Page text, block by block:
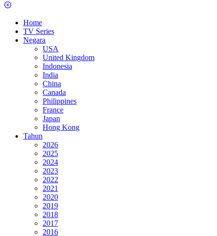
Home
TV Series
Negara
USA
United Kingdom
Indonesia
India
China
Canada
Philippines
France
Japan
Hong Kong
Tahun
2026
2025
2024
2023
2022
2021
2020
2019
2018
2017
2016